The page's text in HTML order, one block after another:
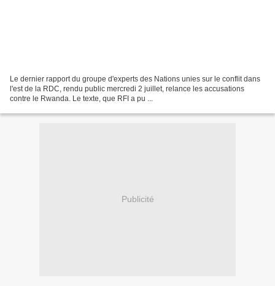
Le dernier rapport du groupe d'experts des Nations unies sur le conflit dans
l'est de la RDC, rendu public mercredi 2 juillet, relance les accusations
contre le Rwanda. Le texte, que RFI a pu ...
Publicité